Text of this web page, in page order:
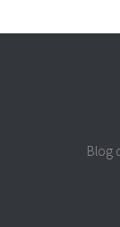
Blog